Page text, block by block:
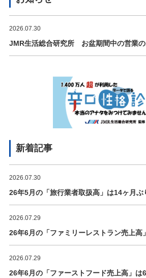
2026.07.30
JMR生活総合研究所 お盆期間中の営業
新着記事
2026.07.30
26年5月の「旅行業者取扱高」は14ヶ月ぶ
2026.07.29
26年6月の「ファミリーレストラン売上高
2026.07.29
26年6月の「ファーストフード売上高」は